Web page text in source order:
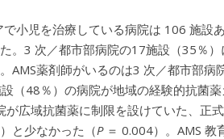
で小児を治療している病院は 106 施
。3 次／都市部病院の17施設（35％
AMS薬剤師がいるのは3 次／都市部
（48％）の病院が地域の経験的抗菌
が広域抗菌薬に制限を設けていた、
と少なかった（P ＝ 0.004）。AMS